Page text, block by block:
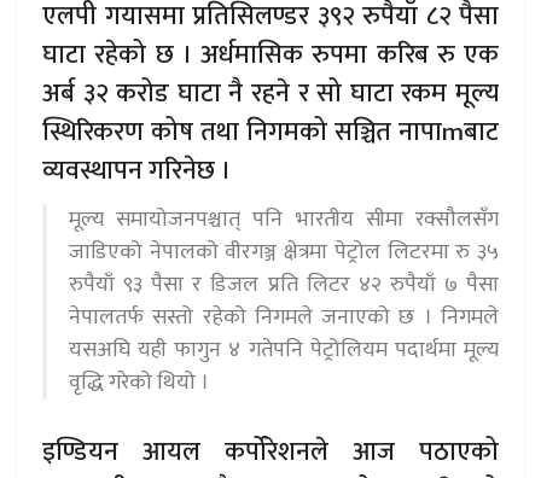
एलपी गयासमा प्रतिसिलण्डर ३९२ रुपैयाँ ८२ पैसा
घाटा रहेको छ । अर्धमासिक रुपमा करिब रु एक
अर्ब ३२ करोड घाटा नै रहने र सो घाटा रकम मूल्य
स्थिरिकरण कोष तथा निगमको सञ्चित नापाmबाट
व्यवस्थापन गरिनेछ ।
मूल्य समायोजनपश्चात् पनि भारतीय सीमा रक्सौलसँग
जाडिएको नेपालको वीरगञ्ज क्षेत्रमा पेट्रोल लिटरमा रु ३५
रुपैयाँ ९३ पैसा र डिजल प्रति लिटर ४२ रुपैयाँ ७ पैसा
नेपालतर्फ सस्तो रहेको निगमले जनाएको छ । निगमले
यसअघि यही फागुन ४ गतेपनि पेट्रोलियम पदार्थमा मूल्य
वृद्धि गरेको थियो ।
इण्डियन आयल कर्पोरेशनले आज पठाएको